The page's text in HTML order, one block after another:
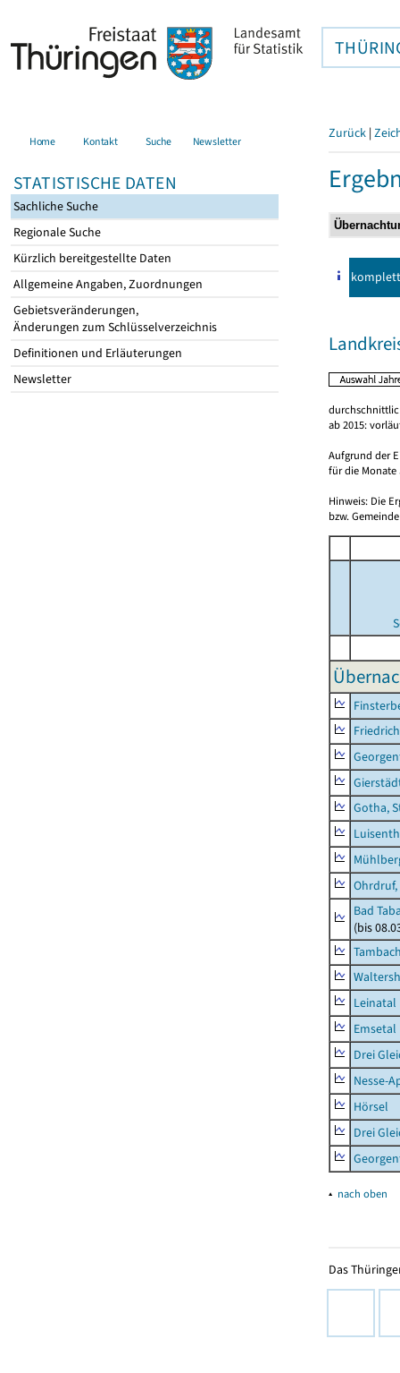
Home Kontakt Suche Newsletter
STATISTISCHE DATEN
Sachliche Suche
Regionale Suche
Kürzlich bereitgestellte Daten
Allgemeine Angaben, Zuordnungen
Gebietsveränderungen,
Änderungen zum Schlüsselverzeichnis
Definitionen und Erläuterungen
Newsletter
Zurück |
komplett
ab 2015:
Aufgrund der
für die Monate
Hinweis: Die
bzw.
Gotha,
Bad
(bis
Leinatal
Emsetal
Drei
Nesse-
Hörsel
Drei
▴ nach oben
Das